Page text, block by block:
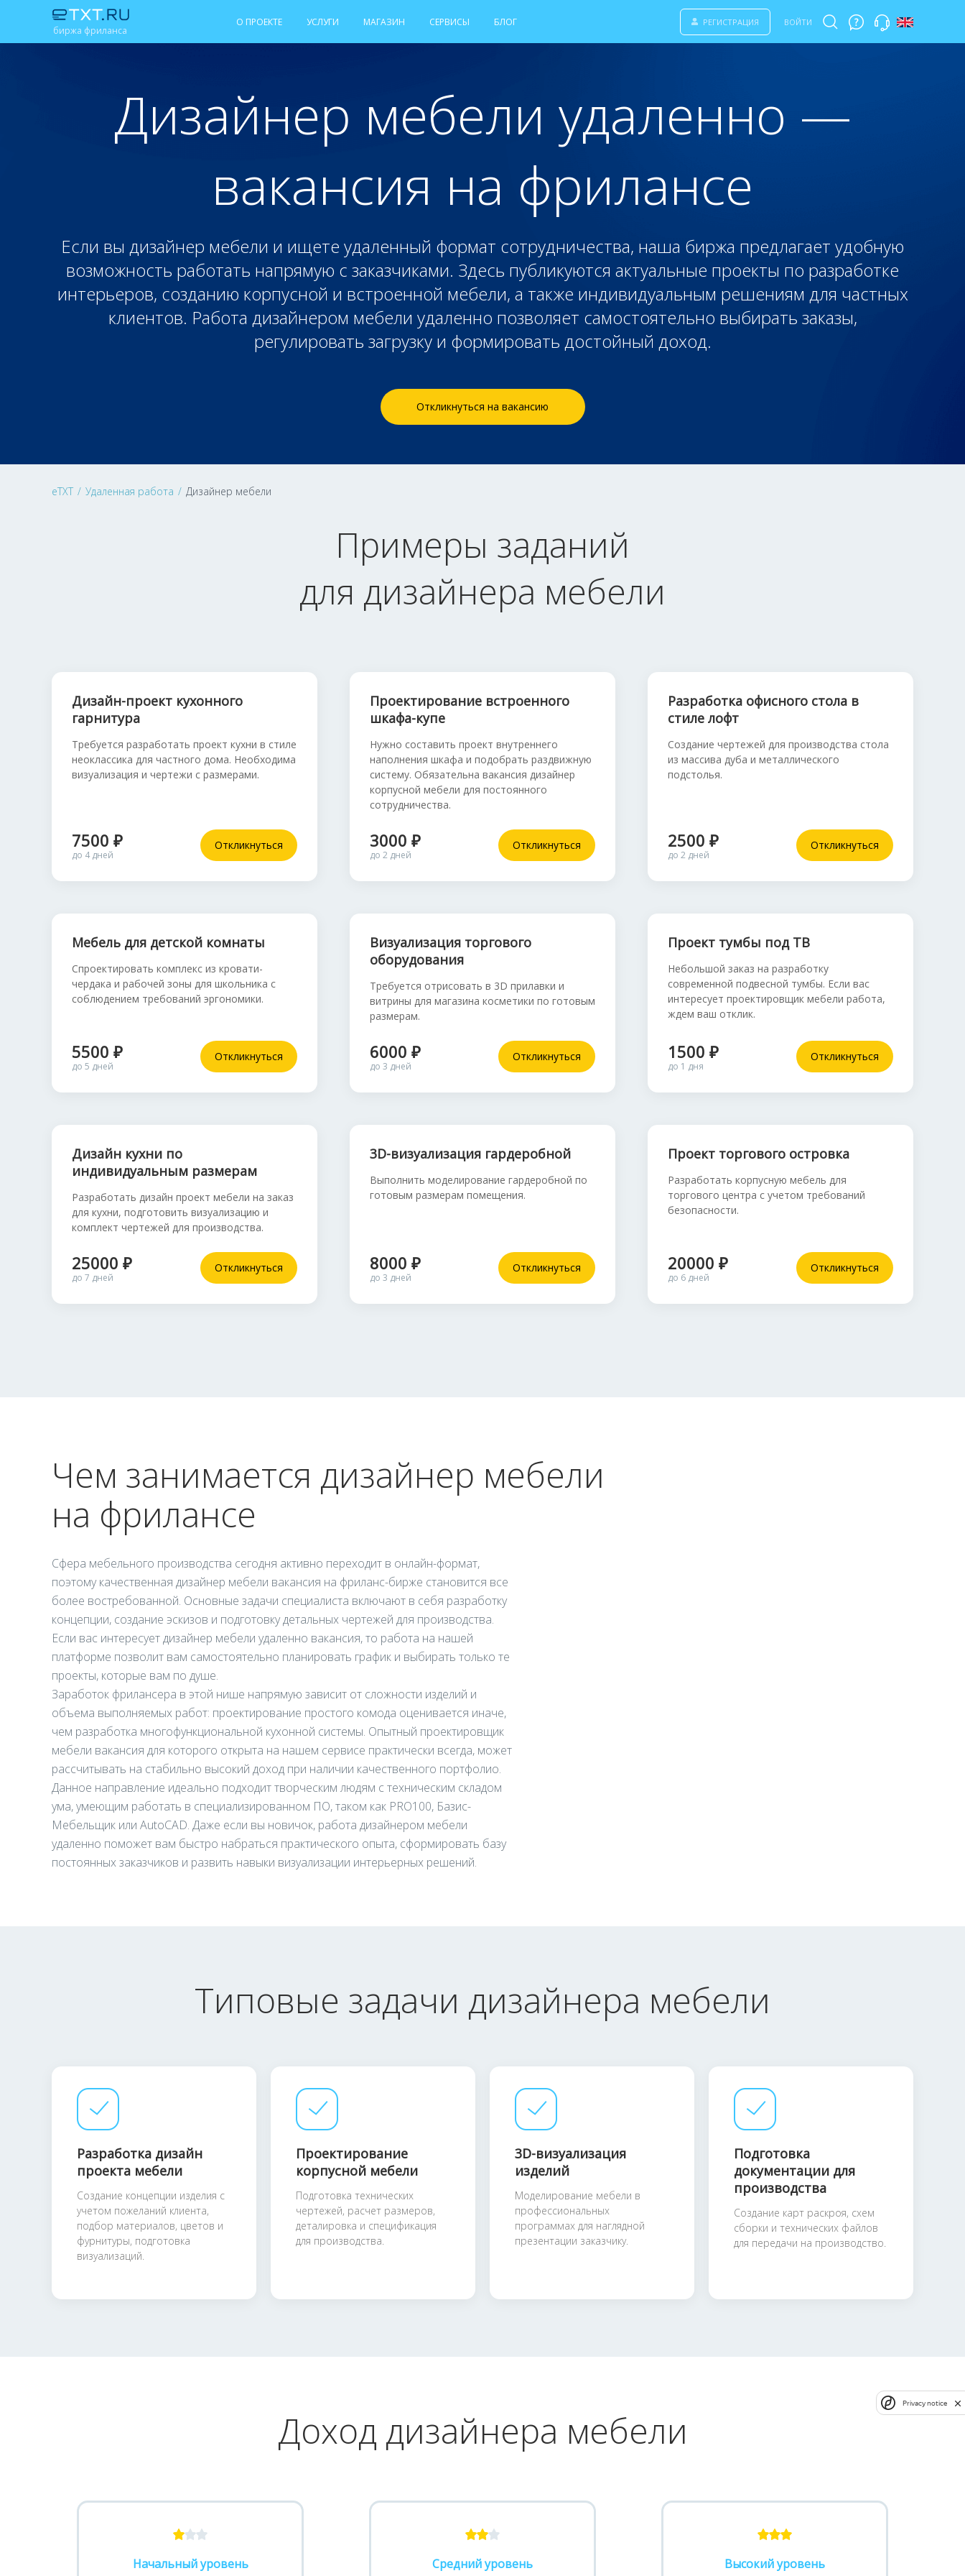
биржа фриланса
О ПРОЕКТЕ УСЛУГИ МАГАЗИН СЕРВИСЫ БЛОГ РЕГИСТРАЦИЯ ВОЙТИ
Дизайнер мебели удаленно —
вакансия на фрилансе
Если вы дизайнер мебели и ищете удаленный формат сотрудничества, наша биржа предлагает удобную
возможность работать напрямую с заказчиками. Здесь публикуются актуальные проекты по разработке
интерьеров, созданию корпусной и встроенной мебели, а также индивидуальным решениям для частных
клиентов. Работа дизайнером мебели удаленно позволяет самостоятельно выбирать заказы,
регулировать загрузку и формировать достойный доход.
Откликнуться на вакансию
eTXT / Удаленная работа / Дизайнер мебели
Примеры заданий
для дизайнера мебели
Дизайн-проект кухонного
гарнитура
Требуется разработать проект кухни в стиле
неоклассика для частного дома. Необходима
визуализация и чертежи с размерами.
7500 ₽
до 4 дней
Откликнуться
Проектирование встроенного
шкафа-купе
Нужно составить проект внутреннего
наполнения шкафа и подобрать раздвижную
систему. Обязательна вакансия дизайнер
корпусной мебели для постоянного
сотрудничества.
3000 ₽
до 2 дней
Откликнуться
Разработка офисного стола в
стиле лофт
Создание чертежей для производства стола
из массива дуба и металлического
подстолья.
2500 ₽
до 2 дней
Откликнуться
Мебель для детской комнаты
Спроектировать комплекс из кровати-
чердака и рабочей зоны для школьника с
соблюдением требований эргономики.
5500 ₽
до 5 дней
Откликнуться
Визуализация торгового
оборудования
Требуется отрисовать в 3D прилавки и
витрины для магазина косметики по готовым
размерам.
6000 ₽
до 3 дней
Откликнуться
Проект тумбы под ТВ
Небольшой заказ на разработку
современной подвесной тумбы. Если вас
интересует проектировщик мебели работа,
ждем ваш отклик.
1500 ₽
до 1 дня
Откликнуться
Дизайн кухни по
индивидуальным размерам
Разработать дизайн проект мебели на заказ
для кухни, подготовить визуализацию и
комплект чертежей для производства.
25000 ₽
до 7 дней
Откликнуться
3D-визуализация гардеробной
Выполнить моделирование гардеробной по
готовым размерам помещения.
8000 ₽
до 3 дней
Откликнуться
Проект торгового островка
Разработать корпусную мебель для
торгового центра с учетом требований
безопасности.
20000 ₽
до 6 дней
Откликнуться
Чем занимается дизайнер мебели
на фрилансе
Сфера мебельного производства сегодня активно переходит в онлайн-формат,
поэтому качественная дизайнер мебели вакансия на фриланс-бирже становится все
более востребованной. Основные задачи специалиста включают в себя разработку
концепции, создание эскизов и подготовку детальных чертежей для производства.
Если вас интересует дизайнер мебели удаленно вакансия, то работа на нашей
платформе позволит вам самостоятельно планировать график и выбирать только те
проекты, которые вам по душе.
Заработок фрилансера в этой нише напрямую зависит от сложности изделий и
объема выполняемых работ: проектирование простого комода оценивается иначе,
чем разработка многофункциональной кухонной системы. Опытный проектировщик
мебели вакансия для которого открыта на нашем сервисе практически всегда, может
рассчитывать на стабильно высокий доход при наличии качественного портфолио.
Данное направление идеально подходит творческим людям с техническим складом
ума, умеющим работать в специализированном ПО, таком как PRO100, Базис-
Мебельщик или AutoCAD. Даже если вы новичок, работа дизайнером мебели
удаленно поможет вам быстро набраться практического опыта, сформировать базу
постоянных заказчиков и развить навыки визуализации интерьерных решений.
Типовые задачи дизайнера мебели
Разработка дизайн
проекта мебели
Создание концепции изделия с
учетом пожеланий клиента,
подбор материалов, цветов и
фурнитуры, подготовка
визуализаций.
Проектирование
корпусной мебели
Подготовка технических
чертежей, расчет размеров,
деталировка и спецификация
для производства.
3D-визуализация
изделий
Моделирование мебели в
профессиональных
программах для наглядной
презентации заказчику.
Подготовка
документации для
производства
Создание карт раскроя, схем
сборки и технических файлов
для передачи на производство.
Доход дизайнера мебели
Начальный уровень Средний уровень Высокий уровень
Privacy notice